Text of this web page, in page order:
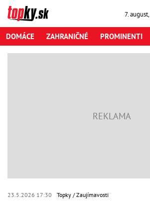
7. august,
DOMÁCE ZAHRANIČNÉ PROMINENTI
23.5.2026 17:30 Topky Zaujímavosti